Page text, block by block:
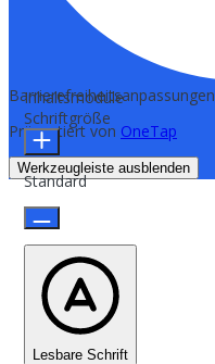
Barrierefreiheitsanpassungen
Präsentiert von OneTap
Werkzeugleiste ausblenden
Inhaltsmodule
Schriftgröße
Standard
Lesbare Schrift